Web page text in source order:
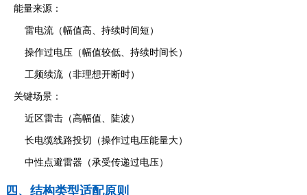
能量来源：
雷电流（幅值高、持续时间短）
操作过电压（幅值较低、持续时间长）
工频续流（非理想开断时）
关键场景：
近区雷击（高幅值、陡波）
长电缆线路投切（操作过电压能量大）
中性点避雷器（承受传递过电压）
四、结构类型适配原则